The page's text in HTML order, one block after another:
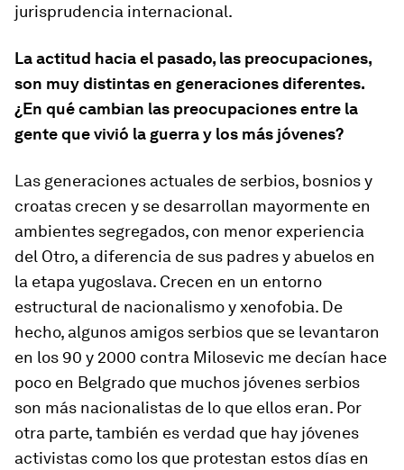
jurisprudencia internacional.
La actitud hacia el pasado, las preocupaciones,
son muy distintas en generaciones diferentes.
¿En qué cambian las preocupaciones entre la
gente que vivió la guerra y los más jóvenes?
Las generaciones actuales de serbios, bosnios y
croatas crecen y se desarrollan mayormente en
ambientes segregados, con menor experiencia
del Otro, a diferencia de sus padres y abuelos en
la etapa yugoslava. Crecen en un entorno
estructural de nacionalismo y xenofobia. De
hecho, algunos amigos serbios que se levantaron
en los 90 y 2000 contra Milosevic me decían hace
poco en Belgrado que muchos jóvenes serbios
son más nacionalistas de lo que ellos eran. Por
otra parte, también es verdad que hay jóvenes
activistas como los que protestan estos días en